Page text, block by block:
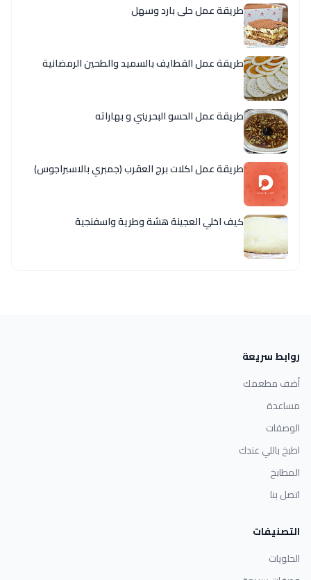
طريقة عمل حلى بارد وسهل
طريقة عمل القطايف بالسميد والطحين الرمضانية
طريقة عمل الحسو البحريني و بهاراته
طريقة عمل اكلات برج العقرب (جمبري بالاسبراجوس)
كيف اخلي العجينة هشة وطرية واسفنجية
روابط سريعة
أضف مطعمك
مساعدة
الوصفات
اطبخ باللي عندك
المطابخ
اتصل بنا
التصنيفات
الحلويات